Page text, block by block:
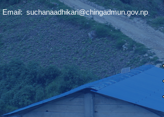
Email:suchanaadhikari@chingadmun.gov.np